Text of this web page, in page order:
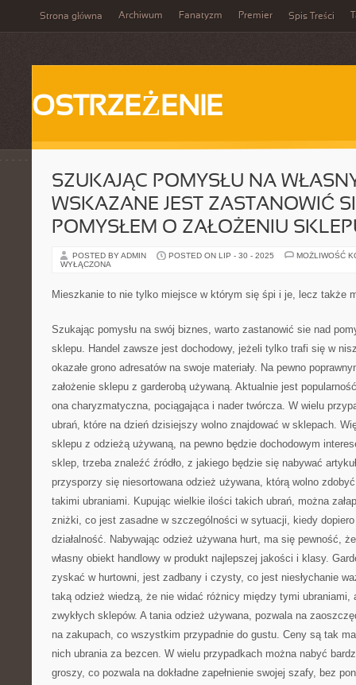
Strona główna Archiwum Fanatyzm Premier Spis Treści
OSTRZEŻENIE
SZUKAJĄC POMYSŁU NA
WSKAZANE JEST ZASTANOWIĆ
POMYSŁEM O ZAŁOŻENIU
POSTED BY ADMIN POSTED ON LIP - 30 - 2025
MOŻLIWOŚĆ
WYŁĄCZONA
Mieszkanie to nie tylko miejsce w którym się śpi i je, lecz także
Szukając pomysłu na swój biznes, warto zastanowić sie nad
sklepu. Handel zawsze jest dochodowy, jeżeli tylko trafi się w
okazałe grono adresatów na swoje materiały. Na pewno
założenie sklepu z garderobą używaną. Aktualnie jest
ona charyzmatyczna, pociągająca i nader twórcza. W wielu
ubrań, które na dzień dzisiejszy wolno znajdować w sklepach.
sklepu z odzieżą używaną, na pewno będzie dochodowym
sklep, trzeba znaleźć źródło, z jakiego będzie się nabywać
przysporzy się niesortowana odzież używana, którą wolno
takimi ubraniami. Kupując wielkie ilości takich ubrań, można
zniżki, co jest zasadne w szczególności w sytuacji, kiedy
działalność. Nabywając odzież używana hurt, ma się pewność,
własny obiekt handlowy w produkt najlepszej jakości i klasy.
zyskać w hurtowni, jest zadbany i czysty, co jest niesłychanie
taką odzież wiedzą, że nie widać różnicy między tymi ubraniami,
zwykłych sklepów. A tania odzież używana, pozwala na
na zakupach, co wszystkim przypadnie do gustu. Ceny są tak
nich ubrania za bezcen. W wielu przypadkach można nabyć
groszy, co pozwala na dokładne zapełnienie swojej szafy, bez